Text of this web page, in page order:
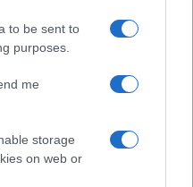
to be sent to
purposes.
me
storage
on web or
bella anche dal
come fa
polemiche il centro